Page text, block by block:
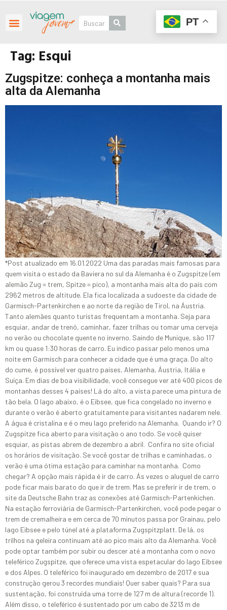
Tag: Esqui
Zugspitze: conheça a montanha mais
alta da Alemanha
*Post atualizado em 16.01.2022 Uma das paradas mais famosas para
quem visita o estado da Baviera no sul da Alemanha é o Zugspitze (em
alemão Zug = trem, Spitze = pico), a montanha mais alta do país com
2962 metros de altitude. Ela fica localizada a sudoeste da cidade de
Garmisch-Partenkirchen e ao norte da região de Tirol, na Áustria.
Tanto alemães quanto turistas frequentam a montanha. Seja para
esquiar, andar de trenó, caminhar, fazer trilhas ou tomar uma cerveja
no verão ou chocolate quente no inverno. Saindo de Munique, são 117
km ou quase 1:30 horas de carro. Eu indico passar pelo menos uma
noite em Garmisch para conhecer a cidade que é uma graça. Do alto
do cume, é possível ver quatro países, Alemanha, Áustria, Itália e
Suíça. Em dias de boa visibilidade, você consegue ver até 400 picos de
montanhas desses 4 países! Lá do alto, a vista parece uma pintura de
tão bela. O lago abaixo, é o Eibsee, que fica congelado no inverno e
durante o verão é aberto gratuitamente para visitantes nadarem nele.
A água é cristalina e é o meu lago preferido na Alemanha. Quando ir? O
Zugspitze fica aberto para visitação o ano todo. Se você quiser
esquiar, as pistas abrem de dezembro a abril. Confira no site oficial
os horários de visitação. Se você gostar de trilhas e caminhadas, o
verão é uma ótima estação para caminhar na montanha. Como
chegar? A opção mais rápida é ir de carro. Ás vezes o aluguel de carro
pode ficar mais barato do que ir de trem. Mas se preferir ir de trem, o
site da Deutsche Bahn traz as conexões até Garmisch-Partenkichen.
Na estação ferroviária de Garmisch-Partenkirchen, você pode pegar o
trem de cremalheira e em cerca de 70 minutos passa por Grainau, pelo
lago Eibsee e pelo túnel até a plataforma Zugspitzplatt. De lá, os
trilhos na geleira continuam até ao pico mais alto da Alemanha. Você
pode optar também por subir ou descer até a montanha com o novo
teleférico Zugspitze, que oferece uma vista espetacular do lago Eibsee
e dos Alpes. O teleférico foi inaugurado em dezembro de 2017 e sua
construção gerou 3 recordes mundiais! Quer saber quais? Para sua
sustentação, foi construída uma torre de 127 m de altura (recorde 1).
Além disso, o teleférico é sustentado por um cabo de 3213 m de
PT